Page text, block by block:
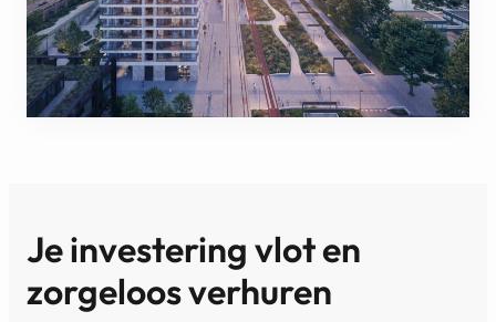
Je investering vlot en
zorgeloos verhuren